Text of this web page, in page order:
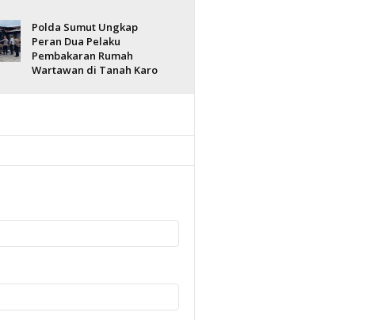
Polda Sumut Ungkap
Peran Dua Pelaku
Pembakaran Rumah
Wartawan di Tanah Karo